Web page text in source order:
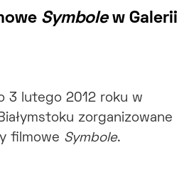
Symbolew Galerii
3 lutego 2012 roku w
zorganizowane
filmowe Symbole.